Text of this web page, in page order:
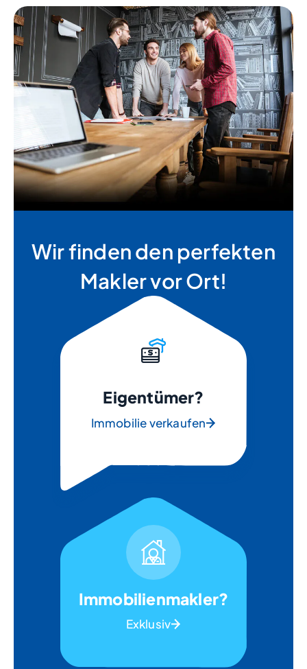
Wir finden den perfekten
Makler vor Ort!
Eigentümer?
Immobilie verkaufen
Immobilienmakler?
Exklusiv